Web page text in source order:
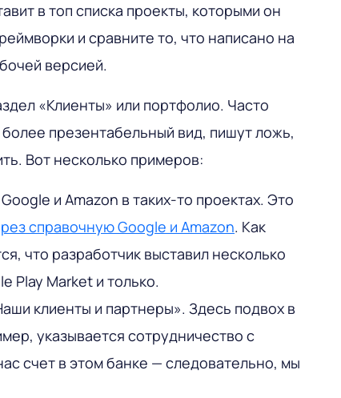
в топ списка проекты, которыми он
и сравните то, что написано на
версией.
«Клиенты» или портфолио. Часто
презентабельный вид, пишут ложь,
Вот несколько примеров:
и Amazon в таких-то проектах. Это
справочную Google и Amazon. Как
что разработчик выставил несколько
Play Market и только.
клиенты и партнеры». Здесь подвох в
указывается сотрудничество с
счет в этом банке — следовательно, мы